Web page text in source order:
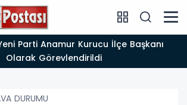
14:12Anamur'da Kasten öldürmeye teşebbüs şüphelisi
DURUMU